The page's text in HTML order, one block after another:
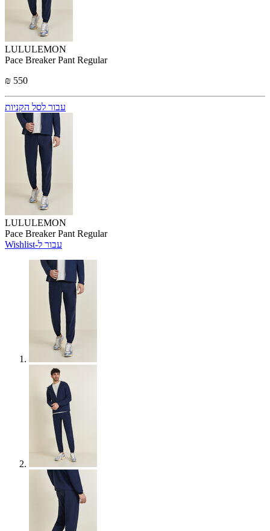
LULULEMON
Pace Breaker Pant Regular
₪ 550
עבור לסל הקניות
LULULEMON
Pace Breaker Pant Regular
Wishlist-עבור ל